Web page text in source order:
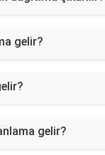
gelir?
gelir?